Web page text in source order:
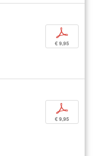
p
€ 9,95
p
€ 9,95